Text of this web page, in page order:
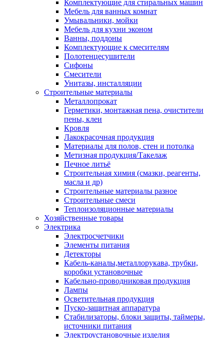
Комплектующие для стиральных машин
Мебель для ванных комнат
Умывальники, мойки
Мебель для кухни эконом
Ванны, поддоны
Комплектующие к смесителям
Полотенцесушители
Сифоны
Смесители
Унитазы, инсталляции
Строительные материалы
Металлопрокат
Герметики, монтажная пена, очистители
пены, клеи
Кровля
Лакокрасочная продукция
Материалы для полов, стен и потолка
Метизная продукция/Такелаж
Печное литьё
Строительная химия (смазки, реагенты,
масла и др)
Строительные материалы разное
Строительные смеси
Теплоизоляционные материалы
Хозяйственные товары
Электрика
Электросчетчики
Элементы питания
Детекторы
Кабель-каналы,металлорукава, трубки,
коробки установочные
Кабельно-проводниковая продукция
Лампы
Осветительная продукция
Пуско-защитная аппаратура
Стабилизаторы, блоки защиты, таймеры,
источники питания
Электроустановочные изделия